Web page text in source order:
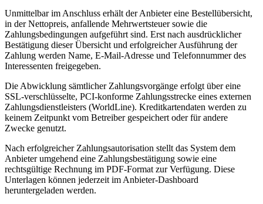
Unmittelbar im Anschluss erhält der Anbieter eine Bestellübersicht,
in der Nettopreis, anfallende Mehrwertsteuer sowie die
Zahlungsbedingungen aufgeführt sind. Erst nach ausdrücklicher
Bestätigung dieser Übersicht und erfolgreicher Ausführung der
Zahlung werden Name, E-Mail-Adresse und Telefonnummer des
Interessenten freigegeben.
Die Abwicklung sämtlicher Zahlungsvorgänge erfolgt über eine
SSL-verschlüsselte, PCI-konforme Zahlungsstrecke eines externen
Zahlungsdienstleisters (WorldLine). Kreditkartendaten werden zu
keinem Zeitpunkt vom Betreiber gespeichert oder für andere
Zwecke genutzt.
Nach erfolgreicher Zahlungsautorisation stellt das System dem
Anbieter umgehend eine Zahlungsbestätigung sowie eine
rechtsgültige Rechnung im PDF-Format zur Verfügung. Diese
Unterlagen können jederzeit im Anbieter-Dashboard
heruntergeladen werden.